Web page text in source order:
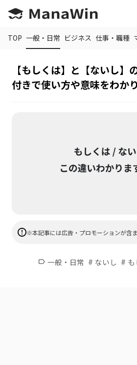
TOP 一般・日常 ビジネス 仕事・職種
【もしくは】と【ないし】
付きで使い方や意味をわか
※本記事には広告・プロモーションが含ま
label 一般・日常 # ないし #